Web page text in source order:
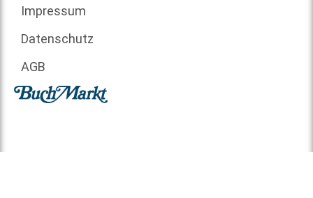
Impressum
Datenschutz
AGB